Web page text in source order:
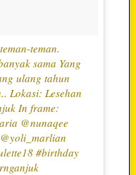
teman.
sama Yang
ulang tahun
Lokasi: Lesehan
In frame:
@nunaqee
#birthday